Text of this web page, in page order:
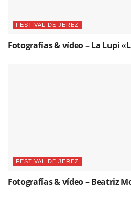
FESTIVAL DE JEREZ
Fotografías & vídeo – La Lupi
FESTIVAL DE JEREZ
Fotografías & vídeo – Beatriz